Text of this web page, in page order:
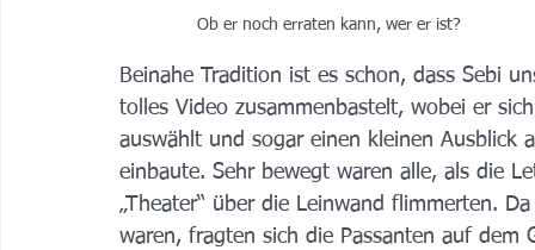
Ob er noch erraten kann, wer er ist?
Beinahe Tradition ist es schon, dass Sebi
tolles Video zusammenbastelt, wobei er
auswählt und sogar einen kleinen Ausblick
einbaute. Sehr bewegt waren alle, als die
„Theater“ über die Leinwand flimmerten.
waren, fragten sich die Passanten auf